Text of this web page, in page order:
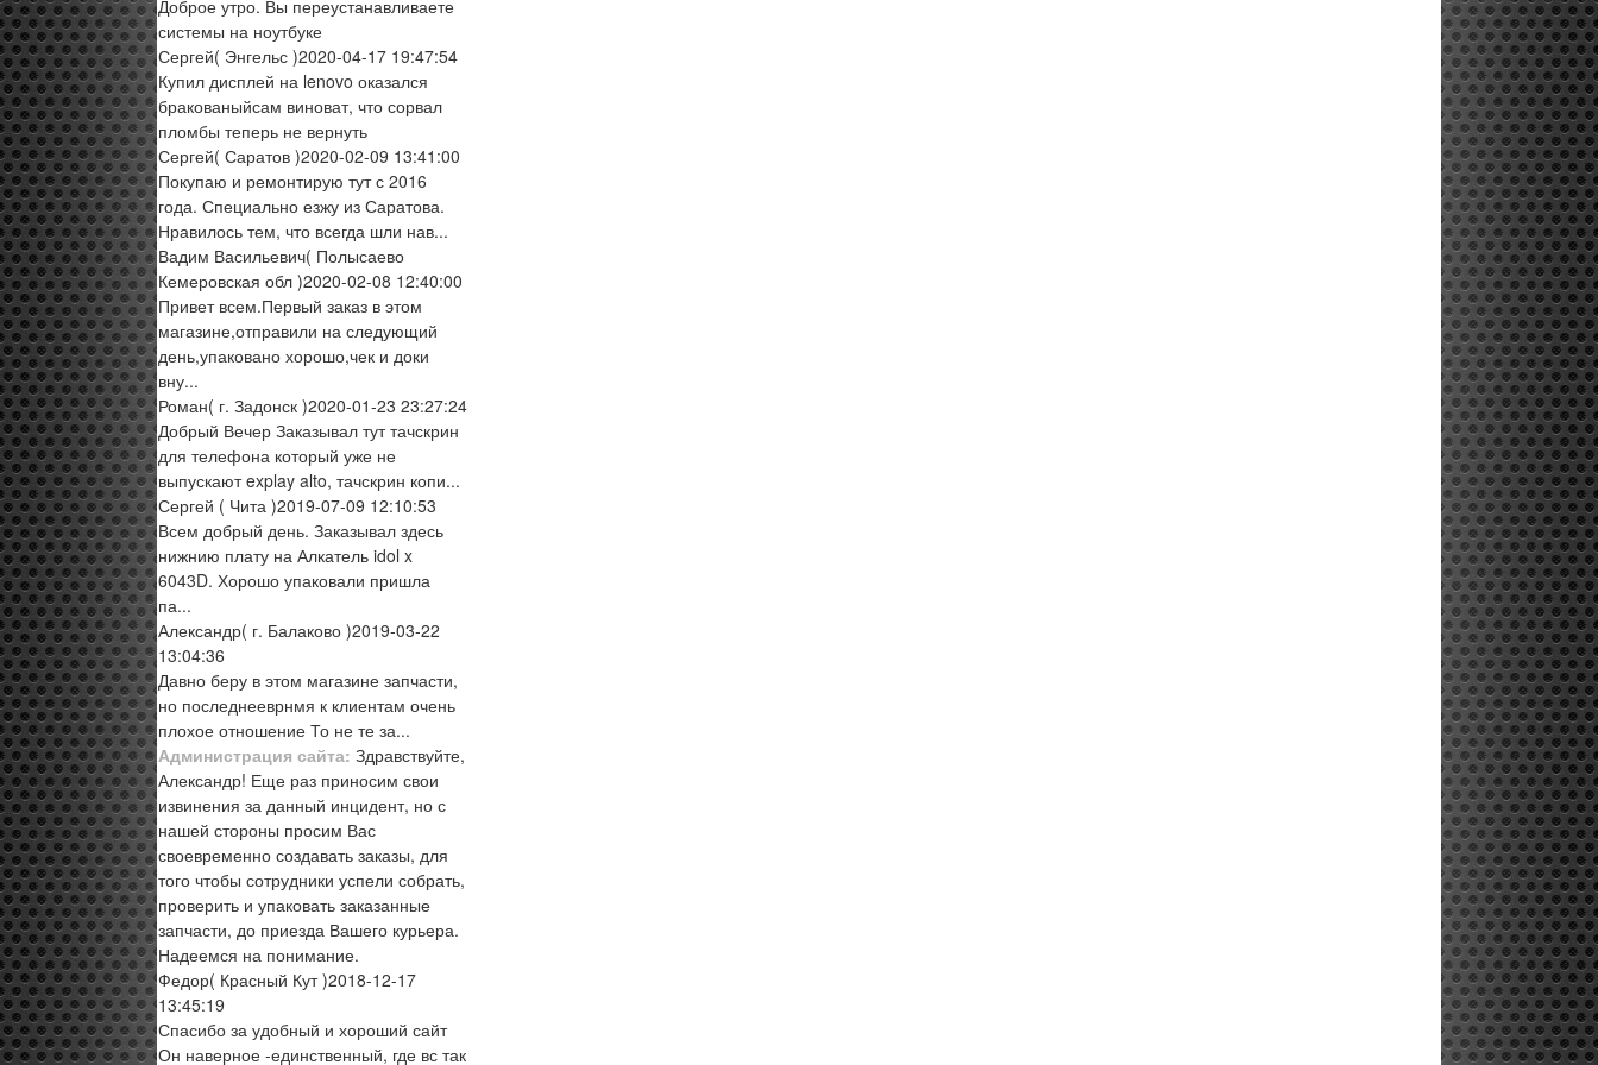
Доброе утро. Вы переустанавливаете
системы на ноутбуке
Сергей( Энгельс )2020-04-17 19:47:54
Купил дисплей на lenovo оказался
бракованыйсам виноват, что сорвал
пломбы теперь не вернуть
Сергей( Саратов )2020-02-09 13:41:00
Покупаю и ремонтирую тут с 2016
года. Специально езжу из Саратова.
Нравилось тем, что всегда шли нав...
Вадим Васильевич( Полысаево
Кемеровская обл )2020-02-08 12:40:00
Привет всем.Первый заказ в этом
магазине,отправили на следующий
день,упаковано хорошо,чек и доки
вну...
Роман( г. Задонск )2020-01-23 23:27:24
Добрый Вечер Заказывал тут тачскрин
для телефона который уже не
выпускают explay alto, тачскрин копи...
Сергей ( Чита )2019-07-09 12:10:53
Всем добрый день. Заказывал здесь
нижнию плату на Алкатель idol x
6043D. Хорошо упаковали пришла
па...
Александр( г. Балаково )2019-03-22
13:04:36
Давно беру в этом магазине запчасти,
но последнееврнмя к клиентам очень
плохое отношение То не те за...
Администрация сайта: Здравствуйте,
Александр! Еще раз приносим свои
извинения за данный инцидент, но с
нашей стороны просим Вас
своевременно создавать заказы, для
того чтобы сотрудники успели собрать,
проверить и упаковать заказанные
запчасти, до приезда Вашего курьера.
Надеемся на понимание.
Федор( Красный Кут )2018-12-17
13:45:19
Спасибо за удобный и хороший сайт
Он наверное -единственный, где вс так